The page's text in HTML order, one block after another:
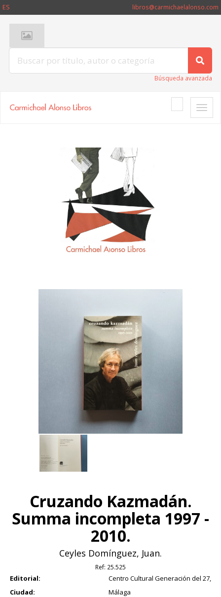
ES libros@carmichaelalonso.com
Búsqueda avanzada
Toggle
Cruzando Kazmadán.
Summa incompleta 1997 -
2010.
Ceyles Domínguez, Juan.
Ref: 25.525
Editorial:
Centro Cultural Generación del 27,
Ciudad:
Málaga